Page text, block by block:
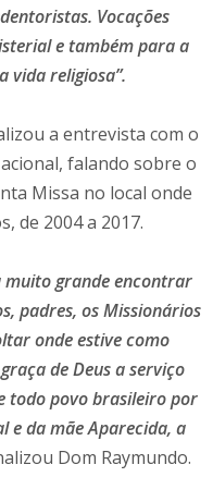
Vocações
e também para a
vida religiosa”.
a entrevista com o
falando sobre o
Missa no local onde
de 2004 a 2017.
muito grande encontrar
padres, os Missionários
onde estive como
de Deus a serviço
todo povo brasileiro por
e da mãe Aparecida, a
Dom Raymundo.